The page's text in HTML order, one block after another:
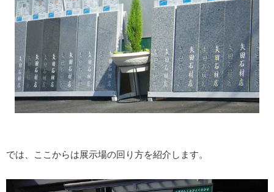
では、ここからは展示場の回り方を紹介します。